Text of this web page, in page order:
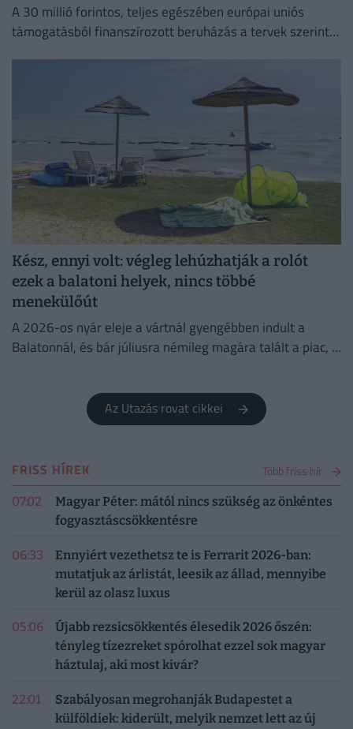
A 30 millió forintos, teljes egészében európai uniós
támogatásból finanszírozott beruházás a tervek szerint
Kész, ennyi volt: végleg lehúzhatják a rolót
ezek a balatoni helyek, nincs többé
menekülőút
A 2026-os nyár eleje a vártnál gyengébben indult a
Balatonnál, és bár júliusra némileg magára talált a piac, a
Az Utazás rovat cikkei
FRISS HÍREK Több friss hír
07:02
Magyar Péter: mától nincs szükség az önkéntes
fogyasztáscsökkentésre
06:33
Ennyiért vezethetsz te is Ferrarit 2026-ban:
mutatjuk az árlistát, leesik az állad, mennyibe
kerül az olasz luxus
05:06
Újabb rezsicsökkentés élesedik 2026 őszén:
tényleg tízezreket spórolhat ezzel sok magyar
háztulaj, aki most kivár?
22:01
Szabályosan megrohanják Budapestet a
külföldiek: kiderült, melyik nemzet lett az új